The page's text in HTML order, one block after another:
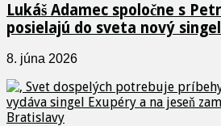
Lukáš Adamec spoločne s
posielajú do sveta nový singel
8. júna 2026